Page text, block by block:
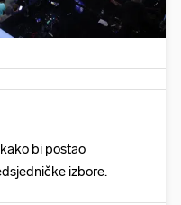
bi postao
izbore.